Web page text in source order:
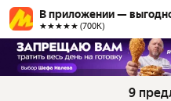
В приложении —
★★★★★ (700К)
9